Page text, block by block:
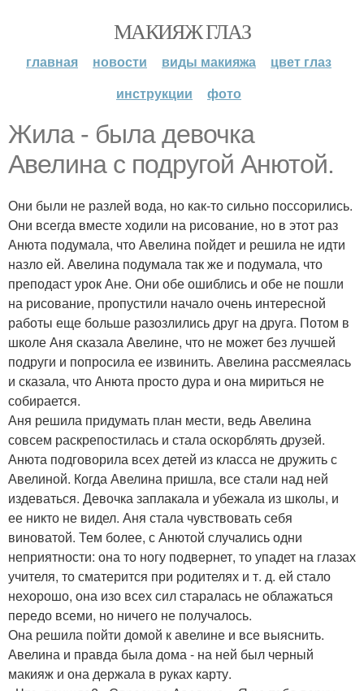
МАКИЯЖ ГЛАЗ
главная новости виды макияжа
цвет глаз
инструкции
фото
Жила - была девочка
Авелина с подругой Анютой.
Они были не разлей вода, но как-то сильно поссорились.
Они всегда вместе ходили на рисование, но в этот раз
Анюта подумала, что Авелина пойдет и решила не идти
назло ей. Авелина подумала так же и подумала, что
преподаст урок Ане. Они обе ошиблись и обе не пошли
на рисование, пропустили начало очень интересной
работы еще больше разозлились друг на друга. Потом в
школе Аня сказала Авелине, что не может без лучшей
подруги и попросила ее извинить. Авелина рассмеялась
и сказала, что Анюта просто дура и она мириться не
собирается.
Аня решила придумать план мести, ведь Авелина
совсем раскрепостилась и стала оскорблять друзей.
Анюта подговорила всех детей из класса не дружить с
Авелиной. Когда Авелина пришла, все стали над ней
издеваться. Девочка заплакала и убежала из школы, и
ее никто не видел. Аня стала чувствовать себя
виноватой. Тем более, с Анютой случались одни
неприятности: она то ногу подвернет, то упадет на глазах
учителя, то сматерится при родителях и т. д. ей стало
нехорошо, она изо всех сил старалась не облажаться
передо всеми, но ничего не получалось.
Она решила пойти домой к авелине и все выяснить.
Авелина и правда была дома - на ней был черный
макияж и она держала в руках карту.